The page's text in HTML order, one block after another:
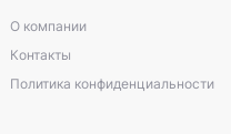
О компании
Контакты
Политика конфиденциальности